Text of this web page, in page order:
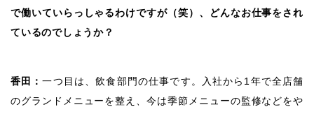
で働いていらっしゃるわけですが（笑）、どんなお仕事をされ
ているのでしょうか？
香田：一つ目は、飲食部門の仕事です。入社から1年で全店舗
のグランドメニューを整え、今は季節メニューの監修などをや